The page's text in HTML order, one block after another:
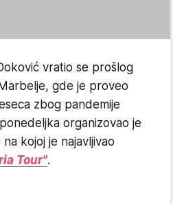
vratio se prošlog
gde je proveo
zbog pandemije
organizovao je
kojoj je najavljivao
Tour".